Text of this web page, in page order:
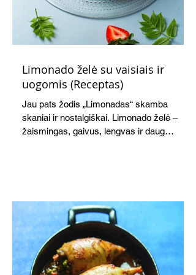
Limonado želė su vaisiais ir
uogomis (Receptas)
Jau pats žodis „Limonadas“ skamba
skaniai ir nostalgiškai. Limonado želė –
žaismingas, gaivus, lengvas ir daug